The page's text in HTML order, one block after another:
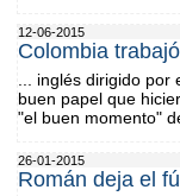
12-06-2015
Colombia
... inglés dirigido
buen papel que
"el buen momento"
26-01-2015
Román deja el